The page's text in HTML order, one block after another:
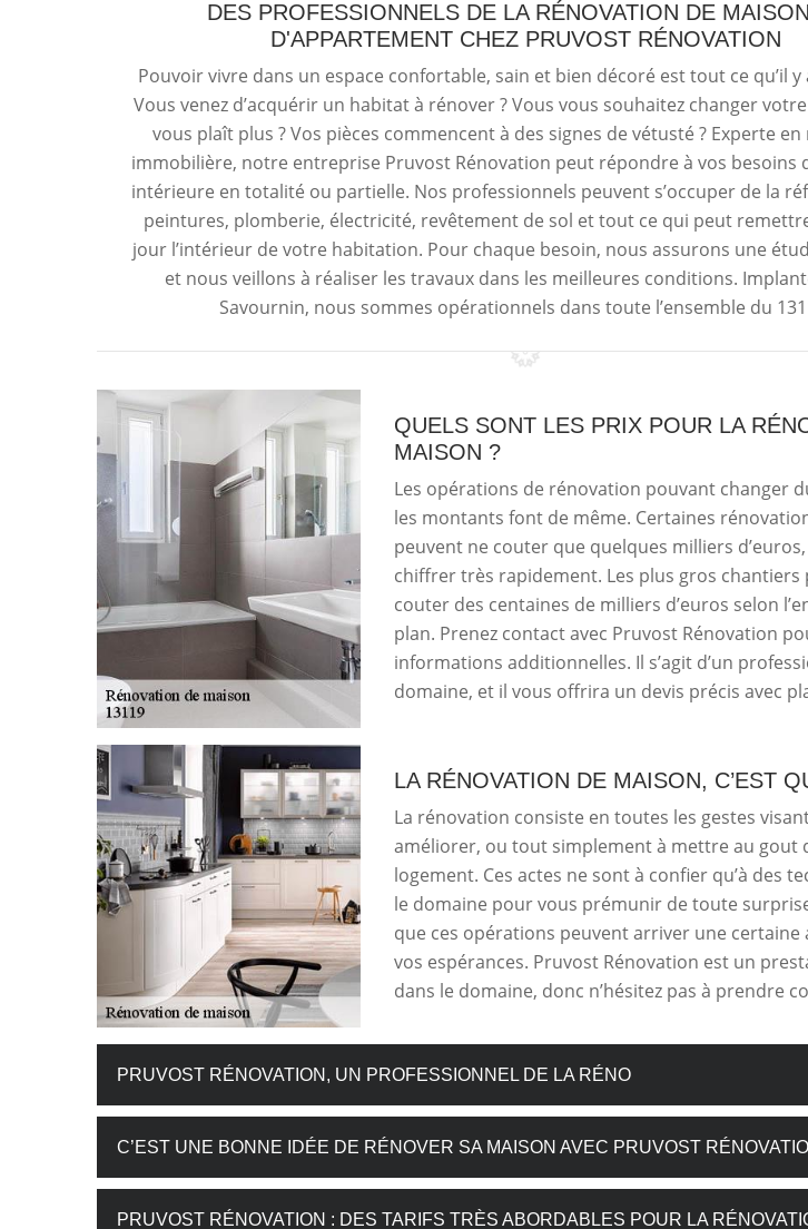
DES PROFESSIONNELS DE LA RÉNOVATION DE
D'APPARTEMENT CHEZ PRUVOST RÉNOVATION
Pouvoir vivre dans un espace confortable, sain et bien décoré est tout ce qu’il y
Vous venez d’acquérir un habitat à rénover ? Vous vous souhaitez changer
vous plaît plus ? Vos pièces commencent à des signes de vétusté ? Experte
immobilière, notre entreprise Pruvost Rénovation peut répondre à vos besoins
intérieure en totalité ou partielle. Nos professionnels peuvent s’occuper de la
peintures, plomberie, électricité, revêtement de sol et tout ce qui peut
jour l’intérieur de votre habitation. Pour chaque besoin, nous assurons une
et nous veillons à réaliser les travaux dans les meilleures conditions.
Savournin, nous sommes opérationnels dans toute l’ensemble du
QUELS SONT LES PRIX POUR LA
MAISON ?
Les opérations de rénovation pouvant changer
les montants font de même. Certaines
peuvent ne couter que quelques milliers
chiffrer très rapidement. Les plus gros chantiers
couter des centaines de milliers d’euros selon
plan. Prenez contact avec Pruvost Rénovation
informations additionnelles. Il s’agit d’un
domaine, et il vous offrira un devis précis avec
LA RÉNOVATION DE MAISON, C’EST
La rénovation consiste en toutes les gestes
améliorer, ou tout simplement à mettre au gout
logement. Ces actes ne sont à confier qu’à des
le domaine pour vous prémunir de toute
que ces opérations peuvent arriver une certaine
vos espérances. Pruvost Rénovation est un
dans le domaine, donc n’hésitez pas à prendre
PRUVOST RÉNOVATION, UN PROFESSIONNEL DE LA RÉNO
C’EST UNE BONNE IDÉE DE RÉNOVER SA MAISON AVEC PRUVOST
PRUVOST RÉNOVATION : DES TARIFS TRÈS ABORDABLES POUR LA